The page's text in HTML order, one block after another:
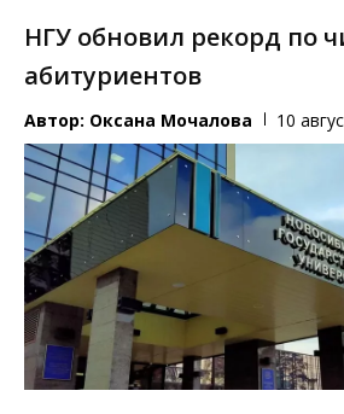
НГУ обновил рекорд по
абитуриентов
Автор: Оксана Мочалова 10